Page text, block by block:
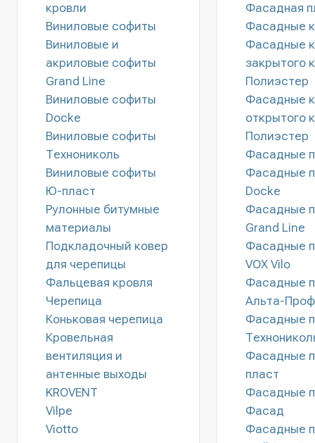
кровли
Виниловые софиты
Виниловые и
акриловые софиты
Grand Line
Виниловые софиты
Docke
Виниловые софиты
Технониколь
Виниловые софиты
Ю-пласт
Рулонные битумные
материалы
Подкладочный ковер
для черепицы
Фальцевая кровля
Черепица
Коньковая черепица
Кровельная
вентиляция и
антенные выходы
KROVENT
Vilpe
Viotto
Фасадная
Фасадные
Фасадные
закрытого
Полиэстер
Фасадные
открытого
Полиэстер
Фасадные
Фасадные
Docke
Фасадные
Grand Line
Фасадные
VOX Vilo
Фасадные
Альта-
Фасадные
Фасадные
пласт
Фасадные
Фасад
Фасадные